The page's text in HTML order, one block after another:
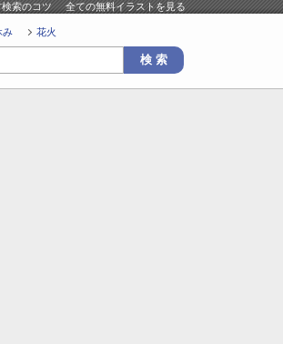
索のコツ 全ての無料イラストを見る
み 花火